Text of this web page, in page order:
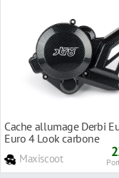
Cache allumage Derbi
Euro 4 Look carbone
Maxiscoot